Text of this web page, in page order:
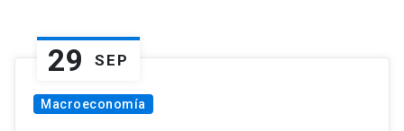
29 SEP
Macroeconomía